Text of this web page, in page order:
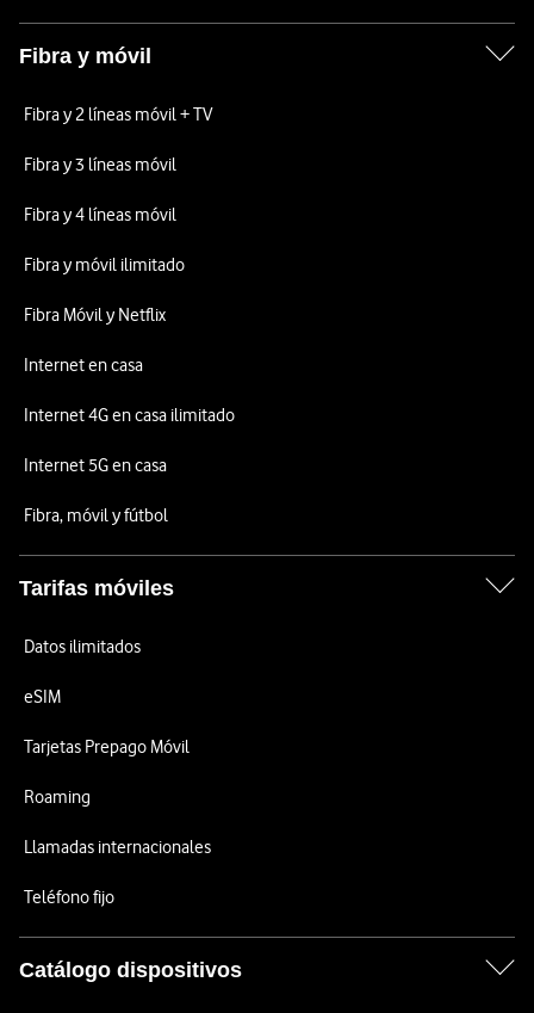
Fibra y móvil
Fibra y 2 líneas móvil + TV
Fibra y 3 líneas móvil
Fibra y 4 líneas móvil
Fibra y móvil ilimitado
Fibra Móvil y Netflix
Internet en casa
Internet 4G en casa ilimitado
Internet 5G en casa
Fibra, móvil y fútbol
Tarifas móviles
Datos ilimitados
eSIM
Tarjetas Prepago Móvil
Roaming
Llamadas internacionales
Teléfono fijo
Catálogo dispositivos